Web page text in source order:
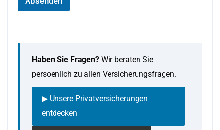
Haben Sie Fragen? Wir beraten Sie
persoenlich zu allen Versicherungsfragen.
▶ Unsere Privatversicherungen
entdecken